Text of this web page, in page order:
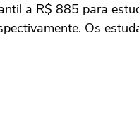
a R$ 885 para
Os